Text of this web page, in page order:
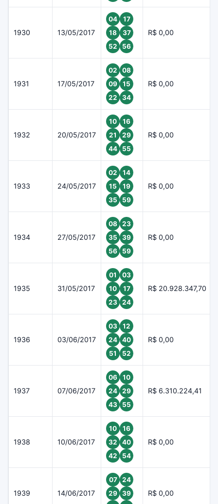
1930 13/05/2017
04
17
18
37
52
56
R$ 0,00
1931 17/05/2017
02
08
09
15
22
34
R$ 0,00
1932 20/05/2017
10
16
21
29
44
55
R$ 0,00
1933 24/05/2017
02
14
15
19
35
59
R$ 0,00
1934 27/05/2017
08
23
35
39
56
59
R$ 0,00
1935 31/05/2017
01
03
10
17
23
24
R$ 20.928.347,70
1936 03/06/2017
03
12
24
40
51
52
R$ 0,00
1937 07/06/2017
06
10
24
29
43
55
R$ 6.310.224,41
1938 10/06/2017
10
16
32
40
42
54
R$ 0,00
1939 14/06/2017
07
24
29
39
R$ 0,00